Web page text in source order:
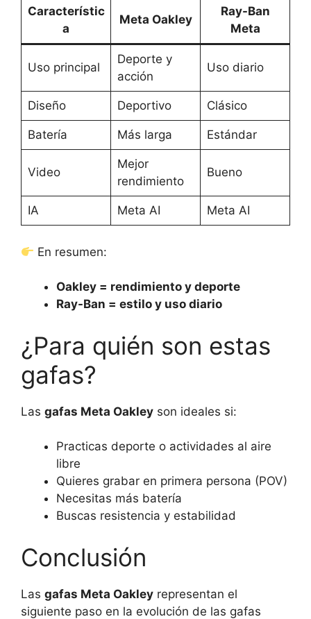
Característic
a
Meta Oakley
Ray-Ban
Meta
Uso principal
Deporte y
acción
Uso diario
Diseño Deportivo Clásico
Batería Más larga Estándar
Video
Mejor
rendimiento
Bueno
IA Meta AI Meta AI
En resumen:
Oakley = rendimiento y deporte
Ray-Ban = estilo y uso diario
¿Para quién son estas
gafas?
Las gafas Meta Oakley son ideales si:
Practicas deporte o actividades al aire
libre
Quieres grabar en primera persona (POV)
Necesitas más batería
Buscas resistencia y estabilidad
Conclusión
Las gafas Meta Oakley representan el
siguiente paso en la evolución de las gafas